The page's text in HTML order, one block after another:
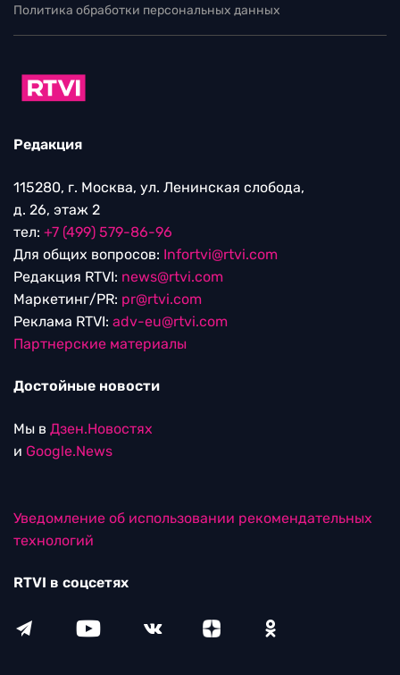
Политика обработки персональных данных
Редакция
115280, г. Москва, ул. Ленинская слобода,
д. 26, этаж 2
тел: +7 (499) 579-86-96
Для общих вопросов: Infortvi@rtvi.com
Редакция RTVI: news@rtvi.com
Маркетинг/PR: pr@rtvi.com
Реклама RTVI: adv-eu@rtvi.com
Партнерские материалы
Достойные новости
Мы в Дзен.Новостях
и Google.News
Уведомление об использовании рекомендательных
технологий
RTVI в соцсетях